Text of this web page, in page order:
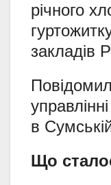
річного
закладів
в
Що